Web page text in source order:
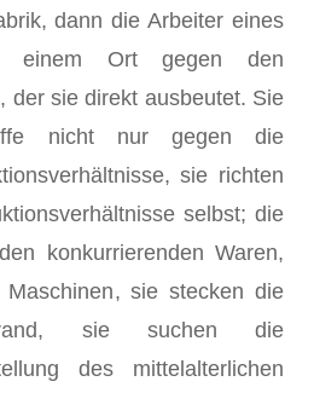
dann die Arbeiter eines
einem Ort gegen den
der sie direkt ausbeutet. Sie
nicht nur gegen die
sie richten
selbst; die
konkurrierenden Waren,
sie stecken die
sie suchen die
des mittelalterlichen